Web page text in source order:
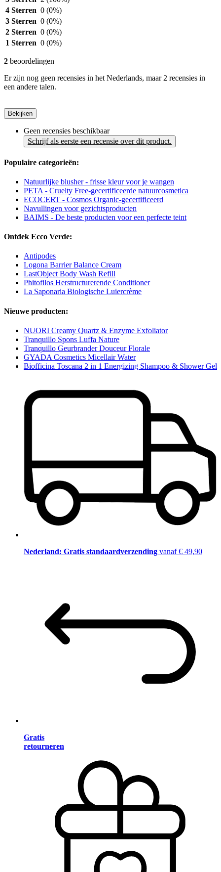
4 Sterren 0 (0%)
3 Sterren 0 (0%)
2 Sterren 0 (0%)
1 Sterren 0 (0%)
2 beoordelingen
Er zijn nog geen recensies in het Nederlands, maar 2 recensies in
een andere talen.
Bekijken
Geen recensies beschikbaar
Schrijf als eerste een recensie over dit product.
Populaire categorieën:
Natuurlijke blusher - frisse kleur voor je wangen
PETA - Cruelty Free-gecertificeerde natuurcosmetica
ECOCERT - Cosmos Organic-gecertificeerd
Navullingen voor gezichtsproducten
BAIMS - De beste producten voor een perfecte teint
Ontdek Ecco Verde:
Antipodes
Logona Barrier Balance Cream
LastObject Body Wash Refill
Phitofilos Herstructurerende Conditioner
La Saponaria Biologische Luiercrème
Nieuwe producten:
NUORI Creamy Quartz & Enzyme Exfoliator
Tranquillo Spons Luffa Nature
Tranquillo Geurbrander Douceur Florale
GYADA Cosmetics Micellair Water
Biofficina Toscana 2 in 1 Energizing Shampoo & Shower Gel
Nederland: Gratis standaardverzending vanaf € 49,90
Gratis
retourneren